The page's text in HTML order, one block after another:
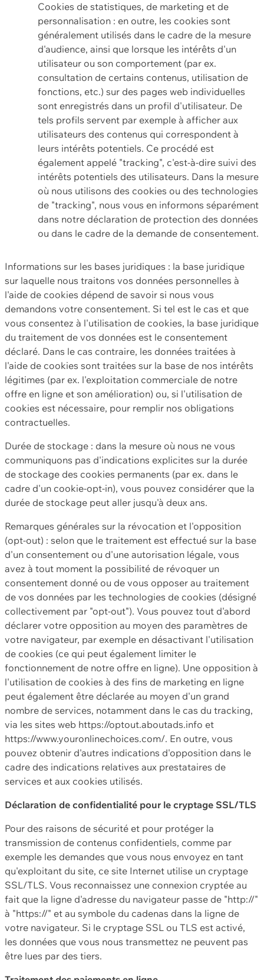
Cookies de statistiques, de marketing et de
personnalisation : en outre, les cookies sont
généralement utilisés dans le cadre de la mesure
d'audience, ainsi que lorsque les intérêts d'un
utilisateur ou son comportement (par ex.
consultation de certains contenus, utilisation de
fonctions, etc.) sur des pages web individuelles
sont enregistrés dans un profil d'utilisateur. De
tels profils servent par exemple à afficher aux
utilisateurs des contenus qui correspondent à
leurs intérêts potentiels. Ce procédé est
également appelé "tracking", c'est-à-dire suivi des
intérêts potentiels des utilisateurs. Dans la mesure
où nous utilisons des cookies ou des technologies
de "tracking", nous vous en informons séparément
dans notre déclaration de protection des données
ou dans le cadre de la demande de consentement.
Informations sur les bases juridiques : la base juridique
sur laquelle nous traitons vos données personnelles à
l'aide de cookies dépend de savoir si nous vous
demandons votre consentement. Si tel est le cas et que
vous consentez à l'utilisation de cookies, la base juridique
du traitement de vos données est le consentement
déclaré. Dans le cas contraire, les données traitées à
l'aide de cookies sont traitées sur la base de nos intérêts
légitimes (par ex. l'exploitation commerciale de notre
offre en ligne et son amélioration) ou, si l'utilisation de
cookies est nécessaire, pour remplir nos obligations
contractuelles.
Durée de stockage : dans la mesure où nous ne vous
communiquons pas d'indications explicites sur la durée
de stockage des cookies permanents (par ex. dans le
cadre d'un cookie-opt-in), vous pouvez considérer que la
durée de stockage peut aller jusqu'à deux ans.
Remarques générales sur la révocation et l'opposition
(opt-out) : selon que le traitement est effectué sur la base
d'un consentement ou d'une autorisation légale, vous
avez à tout moment la possibilité de révoquer un
consentement donné ou de vous opposer au traitement
de vos données par les technologies de cookies (désigné
collectivement par "opt-out"). Vous pouvez tout d'abord
déclarer votre opposition au moyen des paramètres de
votre navigateur, par exemple en désactivant l'utilisation
de cookies (ce qui peut également limiter le
fonctionnement de notre offre en ligne). Une opposition à
l'utilisation de cookies à des fins de marketing en ligne
peut également être déclarée au moyen d'un grand
nombre de services, notamment dans le cas du tracking,
via les sites web https://optout.aboutads.info et
https://www.youronlinechoices.com/. En outre, vous
pouvez obtenir d'autres indications d'opposition dans le
cadre des indications relatives aux prestataires de
services et aux cookies utilisés.
Déclaration de confidentialité pour le cryptage SSL/TLS
Pour des raisons de sécurité et pour protéger la
transmission de contenus confidentiels, comme par
exemple les demandes que vous nous envoyez en tant
qu'exploitant du site, ce site Internet utilise un cryptage
SSL/TLS. Vous reconnaissez une connexion cryptée au
fait que la ligne d'adresse du navigateur passe de "http://"
à "https://" et au symbole du cadenas dans la ligne de
votre navigateur. Si le cryptage SSL ou TLS est activé,
les données que vous nous transmettez ne peuvent pas
être lues par des tiers.